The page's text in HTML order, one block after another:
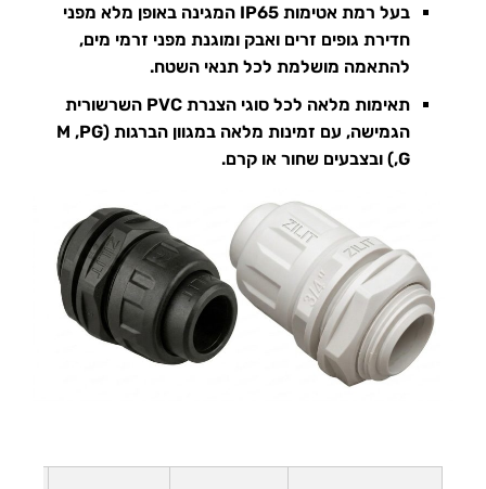
בעל רמת אטימות IP65 המגינה באופן מלא מפני
חדירת גופים זרים ואבק ומוגנת מפני זרמי מים,
להתאמה מושלמת לכל תנאי השטח.
תאימות מלאה לכל סוגי הצנרת PVC השרשורית
הגמישה, עם זמינות מלאה במגוון הברגות (M ,PG
,G) ובצבעים שחור או קרם.